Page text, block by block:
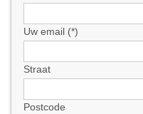
Uw email (*)
Straat
Postcode